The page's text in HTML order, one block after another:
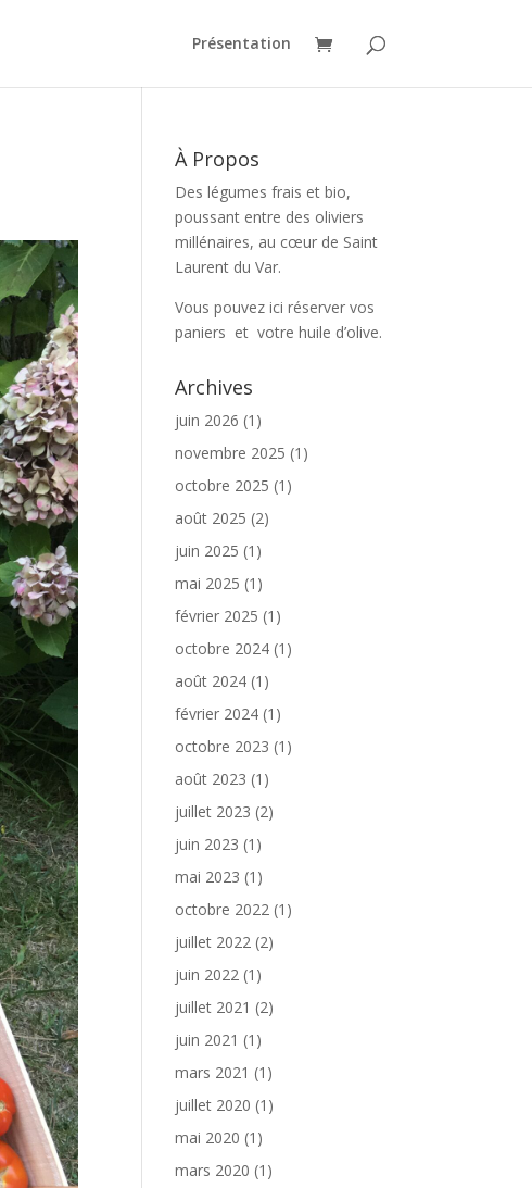
Présentation
À Propos
Des légumes frais et bio,
poussant entre des oliviers
millénaires, au cœur de Saint
Laurent du Var.
Vous pouvez ici réserver vos
paniers et votre huile d’olive.
Archives
juin 2026 (1)
novembre 2025 (1)
octobre 2025 (1)
août 2025 (2)
juin 2025 (1)
mai 2025 (1)
février 2025 (1)
octobre 2024 (1)
août 2024 (1)
février 2024 (1)
octobre 2023 (1)
août 2023 (1)
juillet 2023 (2)
juin 2023 (1)
mai 2023 (1)
octobre 2022 (1)
juillet 2022 (2)
juin 2022 (1)
juillet 2021 (2)
juin 2021 (1)
mars 2021 (1)
juillet 2020 (1)
mai 2020 (1)
mars 2020 (1)